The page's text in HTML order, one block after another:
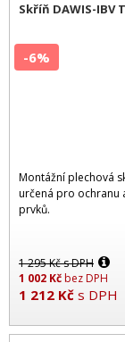
Skříň DAWIS-IBV
Montážní plechová
určená pro ochranu
prvků.
1 295Kčs DPH
1 002 Kčbez DPH
1 212 Kč s DPH
-6%